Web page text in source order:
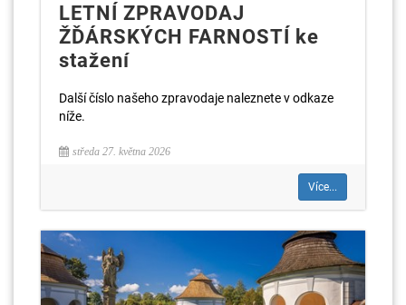
LETNÍ ZPRAVODAJ
ŽĎÁRSKÝCH FARNOSTÍ ke
stažení
Další číslo našeho zpravodaje naleznete v odkaze
níže.
středa 27. května 2026
Více...